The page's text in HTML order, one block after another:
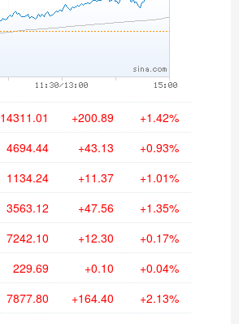
14311.01 +200.89 +1.42%
4694.44 +43.13 +0.93%
1134.24 +11.37 +1.01%
3563.12 +47.56 +1.35%
7242.10 +12.30 +0.17%
229.69 +0.10 +0.04%
7877.80 +164.40 +2.13%